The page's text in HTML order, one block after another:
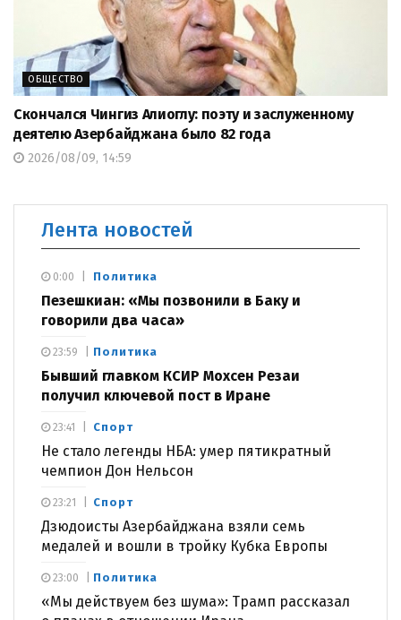
ОБЩЕСТВО
Скончался Чингиз Алиоглу: поэту и заслуженному
деятелю Азербайджана было 82 года
2026/08/09, 14:59
Лента новостей
Политика
Пезешкиан: «Мы позвонили в Баку и
говорили два часа»
0:00
Политика
Бывший главком КСИР Мохсен Резаи
получил ключевой пост в Иране
23:59
Спорт
Не стало легенды НБА: умер пятикратный
чемпион Дон Нельсон
23:41
Спорт
Дзюдоисты Азербайджана взяли семь
медалей и вошли в тройку Кубка Европы
23:21
Политика
«Мы действуем без шума»: Трамп рассказал
23:00